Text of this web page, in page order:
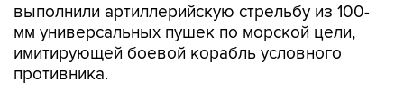
выполнили артиллерийскую стрельбу из 100-
мм универсальных пушек по морской цели,
имитирующей боевой корабль условного
противника.